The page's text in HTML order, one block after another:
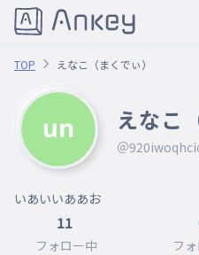
TOP えなこ（まくでぃ）
えなこ
＠
いあいいああお
11
フォロー中 フ